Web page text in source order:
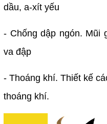
dầu, a-xít yếu
- Chống dập ngón. Mũi
va đập
- Thoáng khí. Thiết kế
thoáng khí.